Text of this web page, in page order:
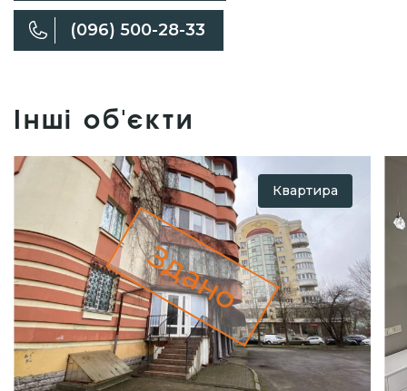
(096) 500-28-33
Інші об'єкти
Квартира
Здано